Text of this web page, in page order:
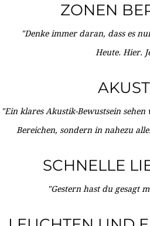
ZONEN
"Denke immer daran, dass es
Heute. Hier.
"Ein klares Akustik-Bewustsein
Bereichen, sondern in nahezu
SCHNELLE
"Gestern hast du gesagt